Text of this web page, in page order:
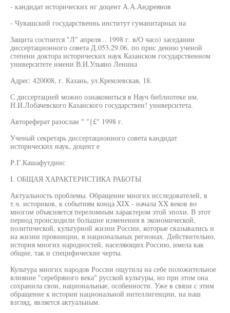
- кандидат исторических нг доцент А.А.Андреянов
- Чувашский государственнь институт гуманитарных на
Защита состоится "Л" апреля .. 1998 г. в/О часо) заседании
диссертационного совета Д.053.29.06. по прис дению ученой
степени доктора исторических наук Казанском государственном
университете имени В.И.Ульяно Ленина
Адрес: 420008, г. Казань, ул.Кремлевская, 18.
С диссертацией можно ознакомиться в Науч библиотеке им.
Н.И.Лобачевского Казанского государствен! университета.
Автореферат разослан " "{£" 1998 г.
Ученый секретарь диссертационного совета кандидат
исторических наук, доцент е
Р.Г.Кашафутдинс
I. ОБЩАЯ ХАРАКТЕРИСТИКА РАБОТЫ
Актуальность проблемы. Обращение многих исследователей, в
т.ч. историков, к событиям конца XIX - начала XX веков во
многом объясняется переломным характером этой эпохи. В этот
период происходили большие изменения в экономической,
политической, культурной жизни России, которые сказывались и
на жизни провинции, в национальных регионах. Действительно,
история многих народностей, населяющих Россию, имела как
общие, так и специфические черты.
Культура многих народов России ощутила на себе положительное
влияние "серебряного века" русской культуры, но при этом она
сохранила свои, национальные, особенности. Уже в связи с этим
обращение к истории национальной интеллигенции, на наш
взгляд, является актуальным.